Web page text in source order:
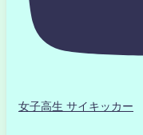
女子高生 サイキッカー